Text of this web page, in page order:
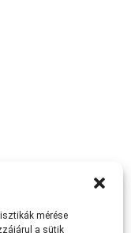
mérése
a sütik